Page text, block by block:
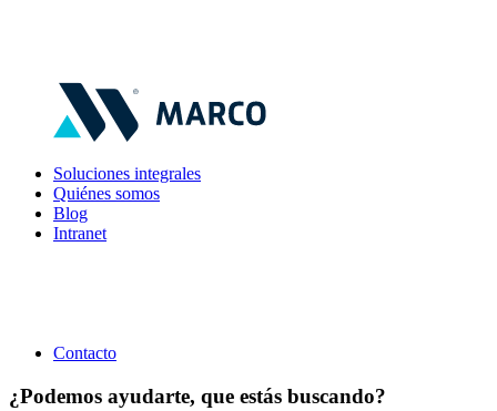
Soluciones integrales
Quiénes somos
Blog
Intranet
Contacto
¿Podemos ayudarte, que estás buscando?